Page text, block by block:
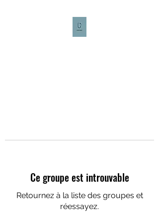
Ce groupe est introuvable
Retournez à la liste des groupes et
réessayez.